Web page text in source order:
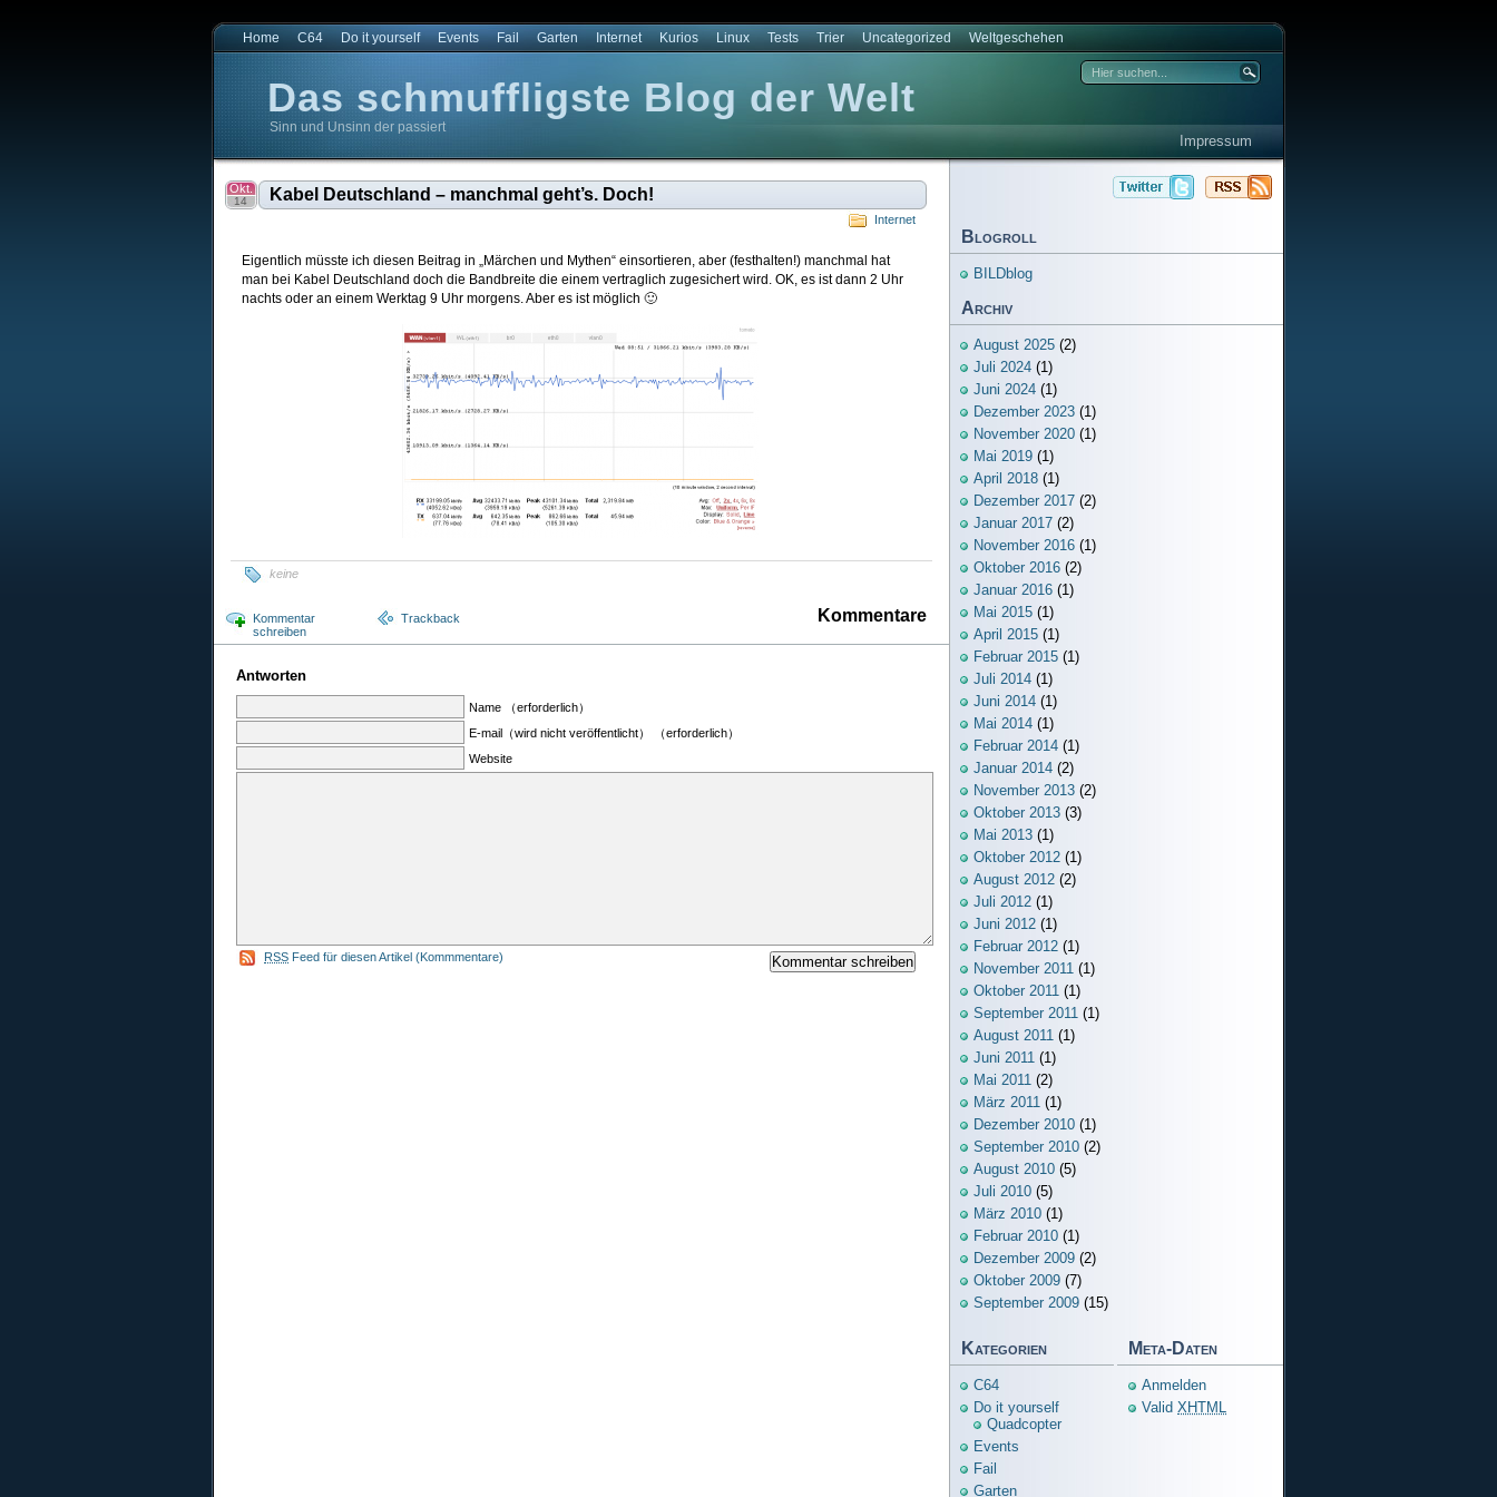
Home C64 Do it yourself Events Fail Garten Internet Kurios Linux Tests Trier Uncategorized Weltgeschehen
Das schmuffligste Blog der Welt
Sinn und Unsinn der passiert
Impressum
Kabel Deutschland – manchmal geht’s. Doch!
Okt.
14
Internet
Eigentlich müsste ich diesen Beitrag in „Märchen und Mythen“ einsortieren, aber (festhalten!) manchmal hat
man bei Kabel Deutschland doch die Bandbreite die einem vertraglich zugesichert wird. OK, es ist dann 2 Uhr
nachts oder an einem Werktag 9 Uhr morgens. Aber es ist möglich 🙂
keine
Kommentar
schreiben
Trackback Kommentare
Antworten
Name （erforderlich）
E-mail（wird nicht veröffentlicht） （erforderlich）
Website
RSS Feed für diesen Artikel (Kommmentare)
Das schmuffligste Blog der Welt
Blogroll
BILDblog
Archiv
August 2025 (2)
Juli 2024 (1)
Juni 2024 (1)
Dezember 2023 (1)
November 2020 (1)
Mai 2019 (1)
April 2018 (1)
Dezember 2017 (2)
Januar 2017 (2)
November 2016 (1)
Oktober 2016 (2)
Januar 2016 (1)
Mai 2015 (1)
April 2015 (1)
Februar 2015 (1)
Juli 2014 (1)
Juni 2014 (1)
Mai 2014 (1)
Februar 2014 (1)
Januar 2014 (2)
November 2013 (2)
Oktober 2013 (3)
Mai 2013 (1)
Oktober 2012 (1)
August 2012 (2)
Juli 2012 (1)
Juni 2012 (1)
Februar 2012 (1)
November 2011 (1)
Oktober 2011 (1)
September 2011 (1)
August 2011 (1)
Juni 2011 (1)
Mai 2011 (2)
März 2011 (1)
Dezember 2010 (1)
September 2010 (2)
August 2010 (5)
Juli 2010 (5)
März 2010 (1)
Februar 2010 (1)
Dezember 2009 (2)
Oktober 2009 (7)
September 2009 (15)
Kategorien
C64
Do it yourself
Quadcopter
Events
Fail
Garten
Meta-Daten
Anmelden
Valid XHTML